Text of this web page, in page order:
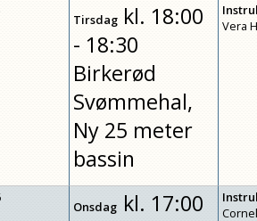
Tirsdag kl. 18:00
- 18:30
Birkerød
Svømmehal,
Ny 25 meter
bassin
Vera
Onsdag kl. 17:00